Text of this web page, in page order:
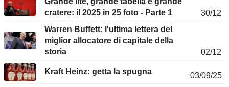
cratere: il 2025 in 25 foto - Parte 1
30/12
Warren Buffett: l'ultima lettera del
miglior allocatore di capitale della
storia
02/12
Kraft Heinz: getta la spugna
03/09/25